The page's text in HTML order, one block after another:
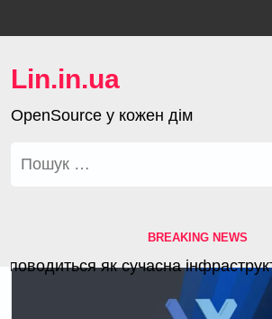
to
Lin.in.ua
OpenSource у кожен дім
Пошук:
BREAKING NEWS
як сучасна